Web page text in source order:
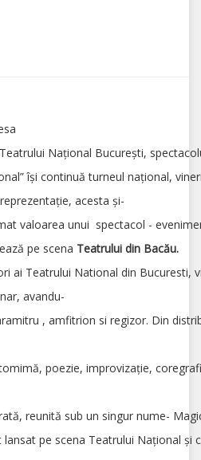
Naţional Bucureşti,
îşi continuă turneul naţional,
acesta şi-
valoarea unui spectacol -
pe scena Teatrului din Bacău.
ai Teatrului National din Bucuresti,
avandu-
, amfitrion si regizor. Din
poezie, improvizaţie,
reunită sub un singur nume-
pe scena Teatrului Naţional